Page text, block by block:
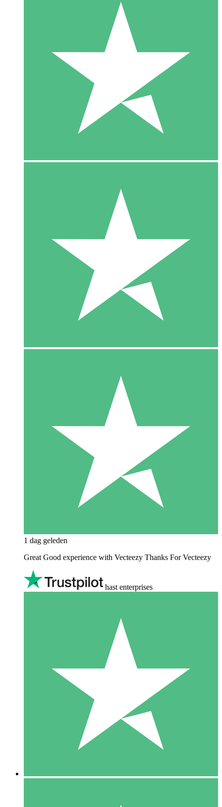
1 dag geleden
Great Good experience with Vecteezy Thanks For Vecteezy
hast enterprises